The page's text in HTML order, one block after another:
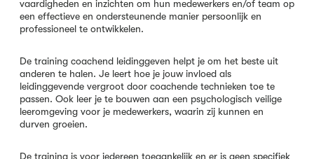
vaardigheden en inzichten om hun medewerkers en/of team op
een effectieve en ondersteunende manier persoonlijk en
professioneel te ontwikkelen.
De training coachend leidinggeven helpt je om het beste uit
anderen te halen. Je leert hoe je jouw invloed als
leidinggevende vergroot door coachende technieken toe te
passen. Ook leer je te bouwen aan een psychologisch veilige
leeromgeving voor je medewerkers, waarin zij kunnen en
durven groeien.
De training is voor iedereen toegankelijk en er is geen specifiek